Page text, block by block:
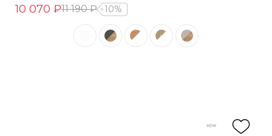
10 070 ₽11 190 ₽ 10%